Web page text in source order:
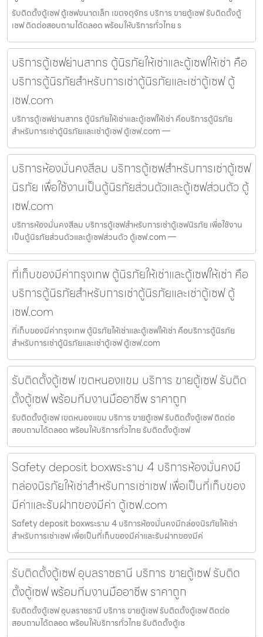
รับติดตั้งตู้เซฟ ตู้เซฟขนาดเล็ก เขตจตุจักร บริการ ขายตู้เซฟ รับติดตั้งตู้
เซฟ ติดต่อสอบถามได้ตลอด พร้อมให้บริการทั่วไทย ร
บริการตู้เซฟย่านสาทร ตู้นิรภัยให้เช่าและตู้เซฟให้เช่า คือ
บริการตู้นิรภัยสำหรับการเช่าตู้นิรภัยและเช่าตู้เซฟ ตู้
เซฟ.com
บริการตู้เซฟย่านสาทร ตู้นิรภัยให้เช่าและตู้เซฟให้เช่า คือบริการตู้นิรภัย
สำหรับการเช่าตู้นิรภัยและเช่าตู้เซฟ ตู้เซฟ.com —
บริการห้องมั่นคงสีลม บริการตู้เซฟสำหรับการเช่าตู้เซฟ
นิรภัย เพื่อใช้งานเป็นตู้นิรภัยส่วนตัวและตู้เซฟส่วนตัว ตู้
เซฟ.com
บริการห้องมั่นคงสีลม บริการตู้เซฟสำหรับการเช่าตู้เซฟนิรภัย เพื่อใช้งาน
เป็นตู้นิรภัยส่วนตัวและตู้เซฟส่วนตัว ตู้เซฟ.com —
ที่เก็บของมีค่ากรุงเทพ ตู้นิรภัยให้เช่าและตู้เซฟให้เช่า คือ
บริการตู้นิรภัยสำหรับการเช่าตู้นิรภัยและเช่าตู้เซฟ ตู้
เซฟ.com
ที่เก็บของมีค่ากรุงเทพ ตู้นิรภัยให้เช่าและตู้เซฟให้เช่า คือบริการตู้นิรภัย
สำหรับการเช่าตู้นิรภัยและเช่าตู้เซฟ ตู้เซฟ.com
รับติดตั้งตู้เซฟ เขตหนองแขม บริการ ขายตู้เซฟ รับติด
ตั้งตู้เซฟ พร้อมทีมงานมืออาชีพ ราคาถูก
รับติดตั้งตู้เซฟ เขตหนองแขม บริการ ขายตู้เซฟ รับติดตั้งตู้เซฟ ติดต่อ
สอบถามได้ตลอด พร้อมให้บริการทั่วไทย รับติดตั้งตู้เซฟ
Safety deposit boxพระราม 4 บริการห้องมั่นคงมี
กล่องนิรภัยให้เช่าสำหรับการเช่าเซฟ เพื่อเป็นที่เก็บของ
มีค่าและรับฝากของมีค่า ตู้เซฟ.com
Safety deposit boxพระราม 4 บริการห้องมั่นคงมีกล่องนิรภัยให้เช่า
สำหรับการเช่าเซฟ เพื่อเป็นที่เก็บของมีค่าและรับฝากของมีค่
รับติดตั้งตู้เซฟ อุบลราชธานี บริการ ขายตู้เซฟ รับติด
ตั้งตู้เซฟ พร้อมทีมงานมืออาชีพ ราคาถูก
รับติดตั้งตู้เซฟ อุบลราชธานี บริการ ขายตู้เซฟ รับติดตั้งตู้เซฟ ติดต่อ
สอบถามได้ตลอด พร้อมให้บริการทั่วไทย รับติดตั้งตู้เซ